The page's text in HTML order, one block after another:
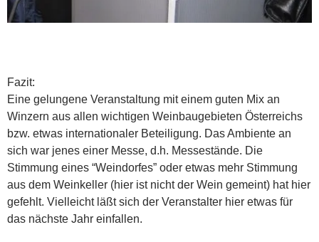
Fazit:
Eine gelungene Veranstaltung mit einem guten Mix an
Winzern aus allen wichtigen Weinbaugebieten Österreichs
bzw. etwas internationaler Beteiligung. Das Ambiente an
sich war jenes einer Messe, d.h. Messestände. Die
Stimmung eines “Weindorfes” oder etwas mehr Stimmung
aus dem Weinkeller (hier ist nicht der Wein gemeint) hat hier
gefehlt. Vielleicht läßt sich der Veranstalter hier etwas für
das nächste Jahr einfallen.